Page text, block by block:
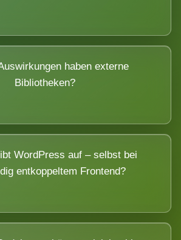
haben externe
Bibliotheken?
WordPress auf – selbst bei
entkoppeltem Frontend?